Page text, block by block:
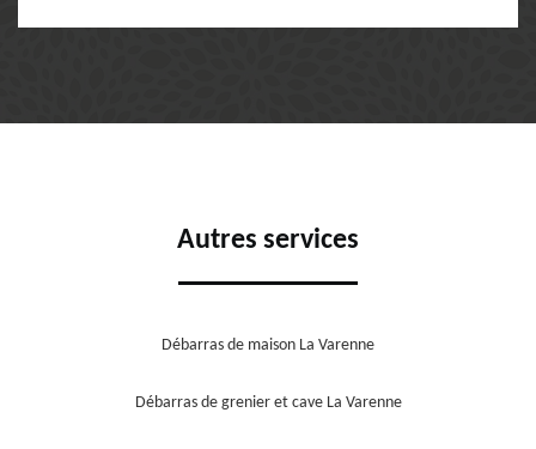
Autres services
Débarras de maison La Varenne
Débarras de grenier et cave La Varenne